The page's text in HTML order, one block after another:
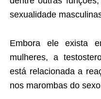
sexualidade
Embora ele exista
mulheres, a
está relacionada a
nos marombas do